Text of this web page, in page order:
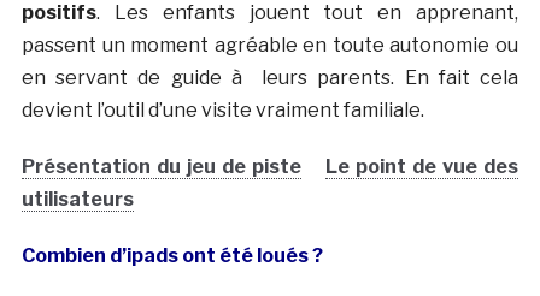
positifs. Les enfants jouent tout en apprenant,
passent un moment agréable en toute autonomie ou
en servant de guide à leurs parents. En fait cela
devient l’outil d’une visite vraiment familiale.
Présentation du jeu de piste
Le point de vue des
utilisateurs
Combien d’ipads ont été loués ?